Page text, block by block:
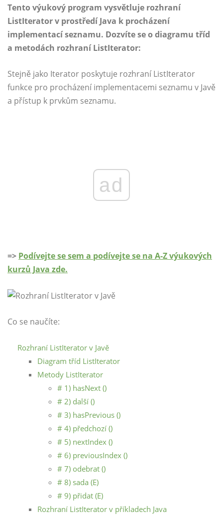
Tento výukový program vysvětluje rozhraní
ListIterator v prostředí Java k procházení
implementací seznamu. Dozvíte se o diagramu tříd
a metodách rozhraní ListIterator:
Stejně jako Iterator poskytuje rozhraní ListIterator
funkce pro procházení implementacemi seznamu v Javě
a přístup k prvkům seznamu.
ad
=> Podívejte se sem a podívejte se na A-Z výukových
kurzů Java zde.
Co se naučíte:
Rozhraní ListIterator v Javě
Diagram tříd ListIterator
Metody ListIterator
# 1) hasNext ()
# 2) další ()
# 3) hasPrevious ()
# 4) předchozí ()
# 5) nextIndex ()
# 6) previousIndex ()
# 7) odebrat ()
# 8) sada (E)
# 9) přidat (E)
Rozhraní ListIterator v příkladech Java